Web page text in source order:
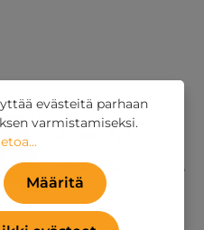
evästeitä parhaan
varmistamiseksi.
Määritä